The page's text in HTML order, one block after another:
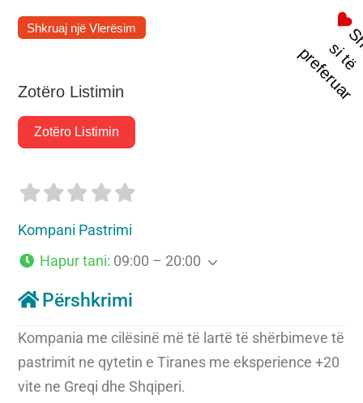
t
s
i
p
r
Shkruaj një Vlerësim
Zotëro Listimin
Zotëro Listimin
Kompani Pastrimi
Hapur tani: 09:00 – 20:00
Përshkrimi
Kompania me cilësinë më të lartë të shërbimeve të
pastrimit ne qytetin e Tiranes me eksperience +20
vite ne Greqi dhe Shqiperi.